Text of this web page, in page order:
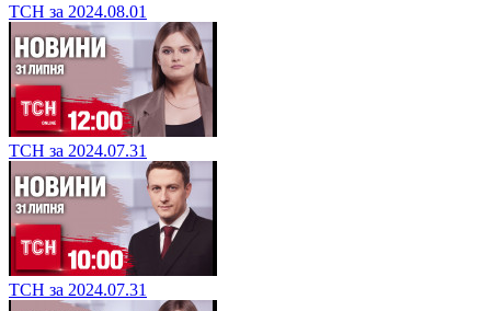
ТСН за 2024.08.01
ТСН за 2024.07.31
ТСН за 2024.07.31